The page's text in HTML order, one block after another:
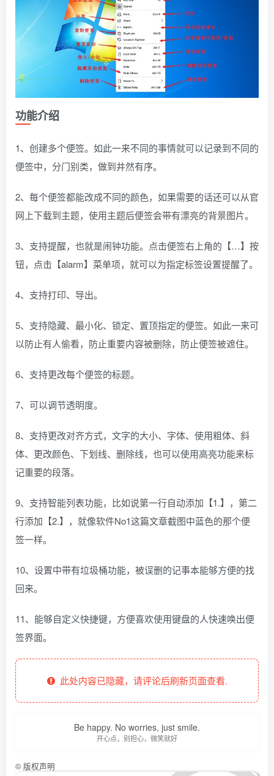
功能介绍
1、创建多个便签。如此一来不同的事情就可以记录到不同的
便签中，分门别类，做到井然有序。
2、每个便签都能改成不同的颜色，如果需要的话还可以从官
网上下载到主题，使用主题后便签会带有漂亮的背景图片。
3、支持提醒，也就是闹钟功能。点击便签右上角的【…】按
钮，点击【alarm】菜单项，就可以为指定标签设置提醒了。
4、支持打印、导出。
5、支持隐藏、最小化、锁定、置顶指定的便签。如此一来可
以防止有人偷看，防止重要内容被删除，防止便签被遮住。
6、支持更改每个便签的标题。
7、可以调节透明度。
8、支持更改对齐方式，文字的大小、字体、使用粗体、斜
体、更改颜色、下划线、删除线，也可以使用高亮功能来标
记重要的段落。
9、支持智能列表功能，比如说第一行自动添加【1.】，第二
行添加【2.】，就像软件No1这篇文章截图中蓝色的那个便
签一样。
10、设置中带有垃圾桶功能，被误删的记事本能够方便的找
回来。
11、能够自定义快捷键，方便喜欢使用键盘的人快速唤出便
签界面。
此处内容已隐藏，请评论后刷新页面查看.
Be happy. No worries, just smile.
开心点，别担心，微笑就好
© 版权声明